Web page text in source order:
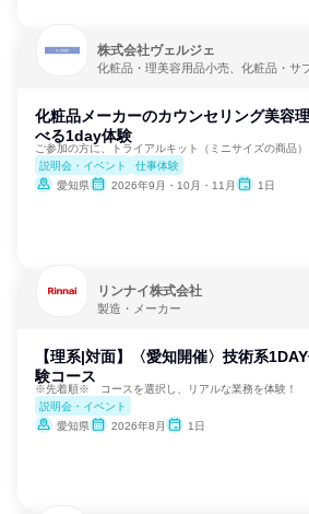
株式会社ヴェルジェ
化粧品・理美容用品小売、化粧品・サ
化粧品メーカーのカウンセリング美容
べる1day体験
ご参加の方に、トライアルキット（ミニサイズの商品）
説明会・イベント
仕事体験
愛知県
2026年9月・10月・11月 1日
リンナイ株式会社
製造・メーカー
【理系|対面】〈愛知開催〉技術系
験コース
※先着順※ コースを選択し、リアルな業務を体験！
説明会・イベント
愛知県
2026年8月 1日